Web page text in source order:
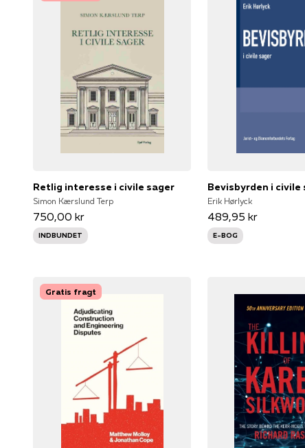
Retlig interesse i civile sager
Simon Kærslund Terp
750,00 kr
INDBUNDET
Bevisbyrden i civile
Erik Hørlyck
489,95 kr
E-BOG
Gratis fragt